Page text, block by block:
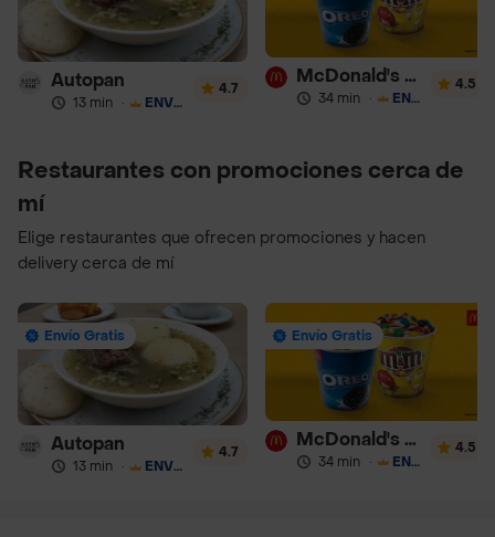
Autopan
13 min · ENVÍO GRATIS
4.7
McDonald's Postres
34 min · ENVÍO GRATIS
4.5
Restaurantes con promociones cerca de
mí
Elige restaurantes que ofrecen promociones y hacen
delivery cerca de mí
Envío Gratis
Autopan
13 min · ENVÍO GRATIS
4.7
Envío Gratis
McDonald's Postres
34 min · ENVÍO GRATIS
4.5